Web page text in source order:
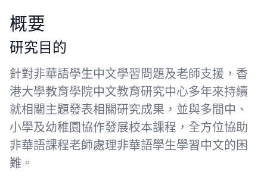
概要
研究目的
針對非華語學生中文學習問題及老師支援，香
港大學教育學院中文教育研究中心多年來持續
就相關主題發表相關研究成果，並與多間中、
小學及幼稚園協作發展校本課程，全方位協助
非華語課程老師處理非華語學生學習中文的困
難。